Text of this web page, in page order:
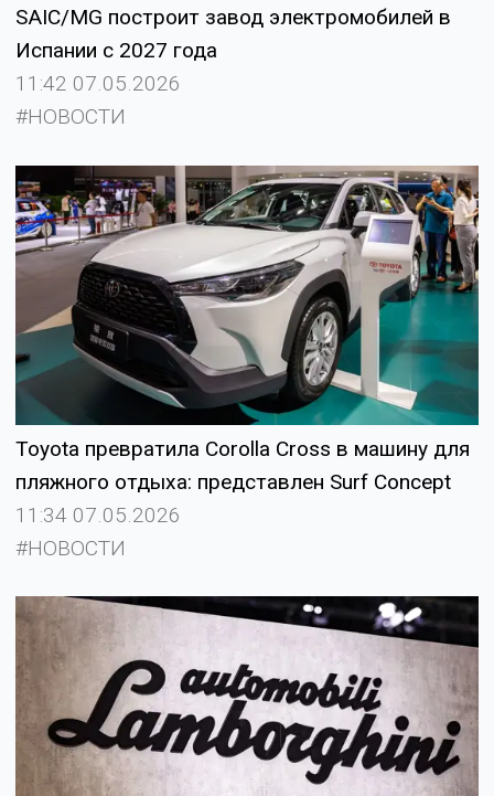
SAIC/MG построит завод электромобилей в
Испании с 2027 года
11:42 07.05.2026
#НОВОСТИ
Toyota превратила Corolla Cross в машину для
пляжного отдыха: представлен Surf Concept
11:34 07.05.2026
#НОВОСТИ